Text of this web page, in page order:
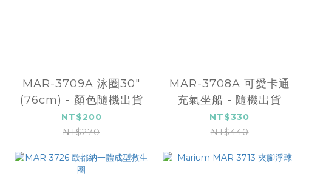
MAR-3709A 泳圈30"
(76cm) - 顏色隨機出貨
NT$200
NT$270
MAR-3708A 可愛卡通
充氣坐船 - 隨機出貨
NT$330
NT$440